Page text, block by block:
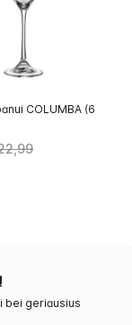
COLUMBA (6
bei geriausius